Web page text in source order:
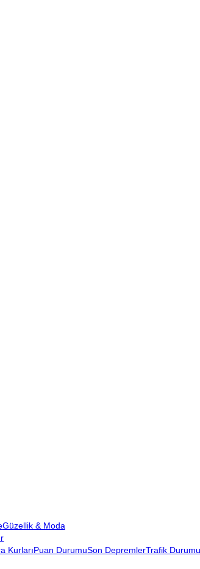
Güzellik & Moda
KurlarıPuan DurumuSon DepremlerTrafik